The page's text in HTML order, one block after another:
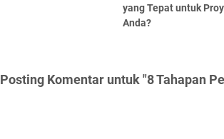
yang Tepat untuk
Anda?
Posting Komentar untuk "8 Tahapan